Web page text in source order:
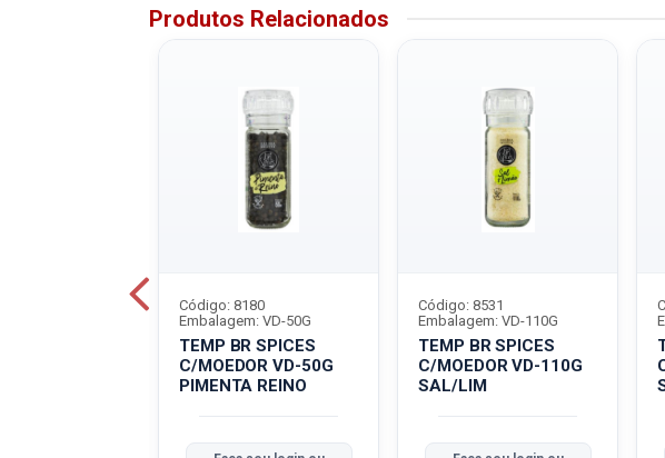
Produtos Relacionados
TEMP BR SPICES
C/MOEDOR VD-50G
PIMENTA REINO
Código: 8180
Embalagem: VD-50G
TEMP BR SPICES
C/MOEDOR VD-110G
SAL/LIM
Código: 8531
Embalagem: VD-110G